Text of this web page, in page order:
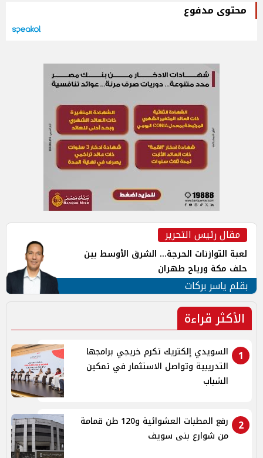
محتوى مدفوع
مقال رئيس التحرير
لعبة التوازنات الحرجة... الشرق الأوسط بين
حلف مكة ورياح طهران
بقلم ياسر بركات
الأكثر قراءة
1
السويدي إلكتريك تكرم خريجي برامجها
التدريبية وتواصل الاستثمار في تمكين
الشباب
2
رفع المطبات العشوائية و120 طن قمامة
من شوارع بنى سويف